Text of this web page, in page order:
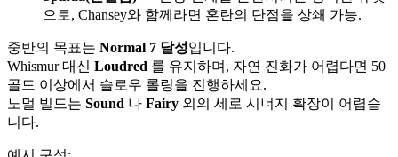
으로, Chansey와 함께라면 혼란의 단점을 상쇄 가능.
중반의 목표는 Normal 7 달성입니다.
Whismur 대신 Loudred 를 유지하며, 자연 진화가 어렵다면 50
골드 이상에서 슬로우 롤링을 진행하세요.
노멀 빌드는 Sound 나 Fairy 외의 세로 시너지 확장이 어렵습
니다.